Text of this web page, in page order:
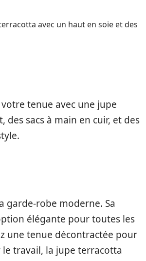
avec un haut en soie et des
tenue avec une jupe
sacs à main en cuir, et des
garde-robe moderne. Sa
élégante pour toutes les
une tenue décontractée pour
travail, la jupe terracotta